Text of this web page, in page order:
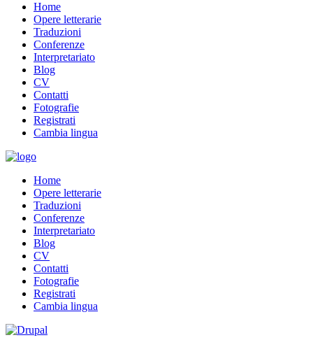
Home
Opere letterarie
Traduzioni
Conferenze
Interpretariato
Blog
CV
Contatti
Fotografie
Registrati
Cambia lingua
Home
Opere letterarie
Traduzioni
Conferenze
Interpretariato
Blog
CV
Contatti
Fotografie
Registrati
Cambia lingua